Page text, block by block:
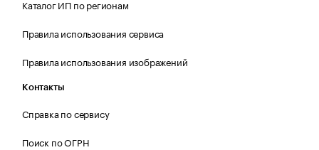
Каталог ИП по регионам
Правила использования сервиса
Правила использования изображений
Контакты
Справка по сервису
Поиск по ОГРН